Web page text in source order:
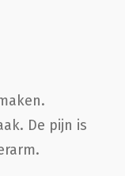
De pijn is